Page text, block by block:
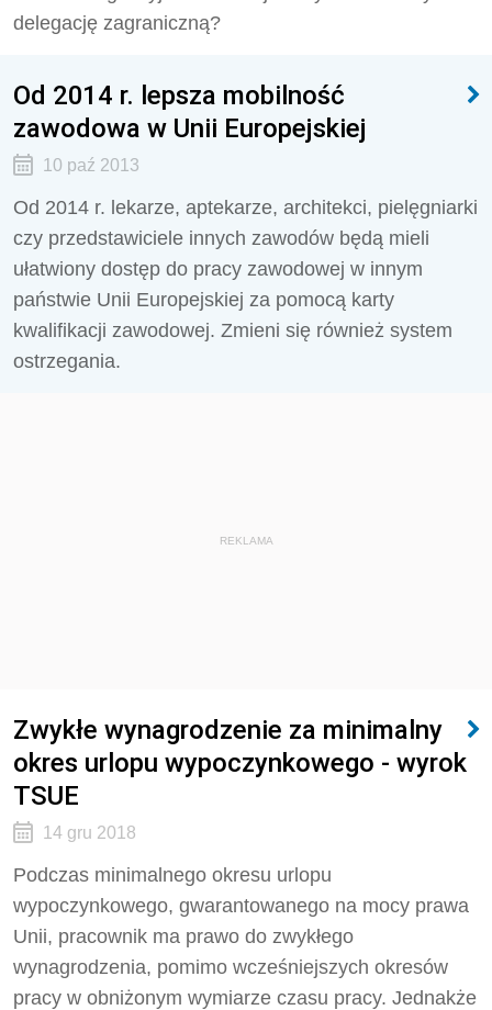
delegację zagraniczną?
Od 2014 r. lepsza mobilność
zawodowa w Unii Europejskiej
10 paź 2013
Od 2014 r. lekarze, aptekarze, architekci, pielęgniarki
czy przedstawiciele innych zawodów będą mieli
ułatwiony dostęp do pracy zawodowej w innym
państwie Unii Europejskiej za pomocą karty
kwalifikacji zawodowej. Zmieni się również system
ostrzegania.
REKLAMA
Zwykłe wynagrodzenie za minimalny
okres urlopu wypoczynkowego - wyrok
TSUE
14 gru 2018
Podczas minimalnego okresu urlopu
wypoczynkowego, gwarantowanego na mocy prawa
Unii, pracownik ma prawo do zwykłego
wynagrodzenia, pomimo wcześniejszych okresów
pracy w obniżonym wymiarze czasu pracy. Jednakże